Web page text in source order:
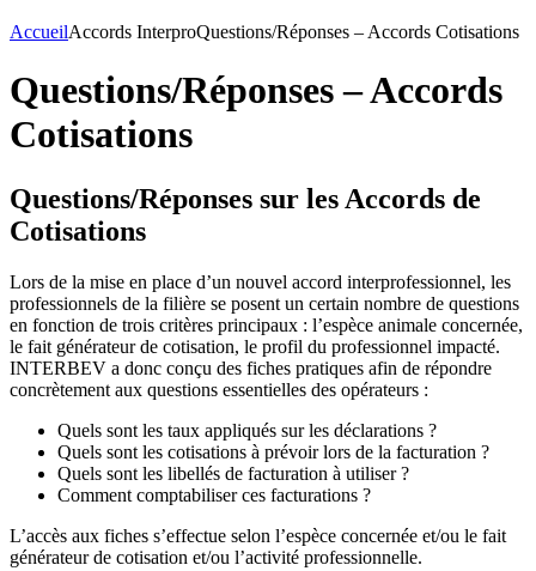
AccueilAccords InterproQuestions/Réponses – Accords Cotisations
Questions/Réponses – Accords
Cotisations
Questions/Réponses sur les Accords de
Cotisations
Lors de la mise en place d’un nouvel accord interprofessionnel, les
professionnels de la filière se posent un certain nombre de questions
en fonction de trois critères principaux : l’espèce animale concernée,
le fait générateur de cotisation, le profil du professionnel impacté.
INTERBEV a donc conçu des fiches pratiques afin de répondre
concrètement aux questions essentielles des opérateurs :
Quels sont les taux appliqués sur les déclarations ?
Quels sont les cotisations à prévoir lors de la facturation ?
Quels sont les libellés de facturation à utiliser ?
Comment comptabiliser ces facturations ?
L’accès aux fiches s’effectue selon l’espèce concernée et/ou le fait
générateur de cotisation et/ou l’activité professionnelle.